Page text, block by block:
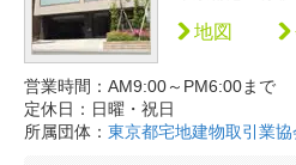
地図
営業時間：AM9:00～PM6:00まで
定休日：日曜・祝日
所属団体： 東京都宅地建物取引業協